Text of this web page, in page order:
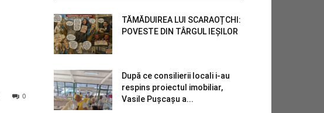
0
TĂMĂDUIREA LUI SCARAOȚCHI:
POVESTE DIN TÂRGUL IEȘILOR
După ce consilierii locali i-au
respins proiectul imobiliar,
Vasile Pușcașu a...